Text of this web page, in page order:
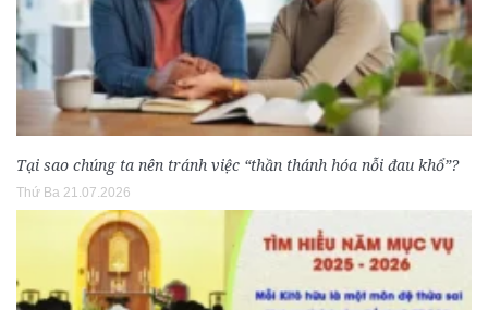
Tại sao chúng ta nên tránh việc “thần thánh hóa nỗi đau khổ”?
Thứ Ba 21.07.2026